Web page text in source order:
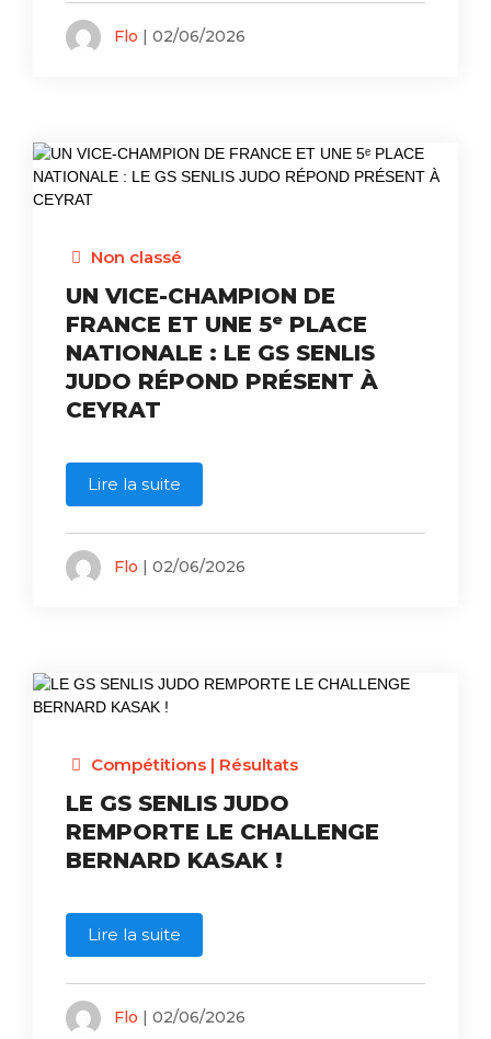
Flo | 02/06/2026
Non classé
UN VICE-CHAMPION DE
FRANCE ET UNE 5ᵉ PLACE
NATIONALE : LE GS SENLIS
JUDO RÉPOND PRÉSENT À
CEYRAT
Lire la suite
Flo | 02/06/2026
Compétitions| Résultats
LE GS SENLIS JUDO
REMPORTE LE CHALLENGE
BERNARD KASAK !
Lire la suite
Flo | 02/06/2026